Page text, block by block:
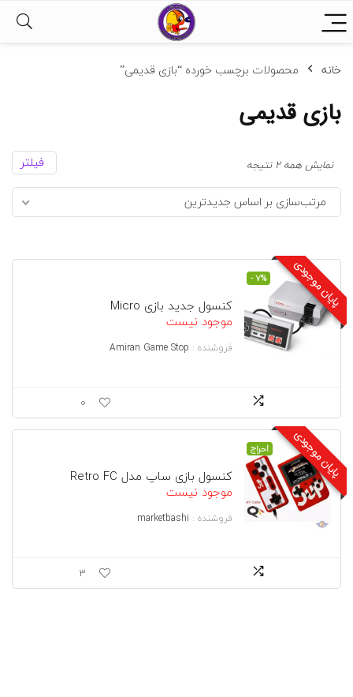
خانه محصولات برچسب خورده “بازی قدیمی”
بازی قدیمی
فیلتر نمایش همه 2 نتیجه
بر
اساس
مرتب‌سازی بر اساس جدیدترین
پایان موجودی - 7%
کنسول جدید بازی Micro
موجود نیست
فروشنده : Amiran Game Stop
0
پایان موجودی حراج!
کنسول بازی ساپ مدل Retro FC
موجود نیست
فروشنده : marketbashi
3